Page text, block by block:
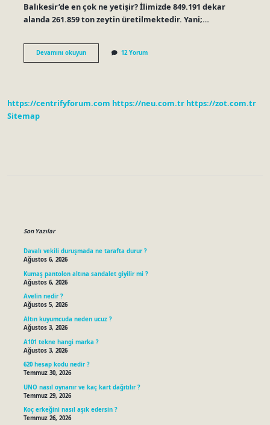
Balıkesir’de en çok ne yetişir? İlimizde 849.191 dekar
alanda 261.859 ton zeytin üretilmektedir. Yani;…
Devamını okuyunBalıkesir
Hangi
12 Yorum
https://centrifyforum.com https://neu.com.tr https://zot.com.tr
Sitemap
Son Yazılar
Davalı vekili duruşmada ne tarafta durur ?
Ağustos 6, 2026
Kumaş pantolon altına sandalet giyilir mi ?
Ağustos 6, 2026
Avelin nedir ?
Ağustos 5, 2026
Altın kuyumcuda neden ucuz ?
Ağustos 3, 2026
A101 tekne hangi marka ?
Ağustos 3, 2026
620 hesap kodu nedir ?
Temmuz 30, 2026
UNO nasıl oynanır ve kaç kart dağıtılır ?
Temmuz 29, 2026
Koç erkeğini nasıl aşık edersin ?
Temmuz 26, 2026